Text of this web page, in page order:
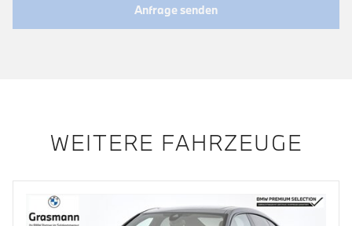
Anfrage senden
WEITERE FAHRZEUGE